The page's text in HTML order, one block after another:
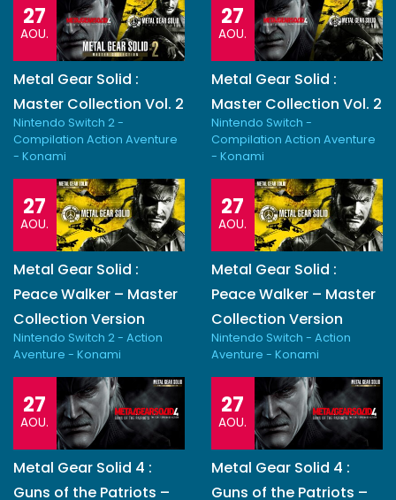
27
AOU.
Metal Gear Solid :
Master Collection Vol. 2
Nintendo Switch 2 -
Compilation Action Aventure
- Konami
27
AOU.
Metal Gear Solid :
Master Collection Vol. 2
Nintendo Switch -
Compilation Action Aventure
- Konami
27
AOU.
Metal Gear Solid :
Peace Walker – Master
Collection Version
Nintendo Switch 2 - Action
Aventure - Konami
27
AOU.
Metal Gear Solid :
Peace Walker – Master
Collection Version
Nintendo Switch - Action
Aventure - Konami
27
AOU.
Metal Gear Solid 4 :
Guns of the Patriots –
27
AOU.
Metal Gear Solid 4 :
Guns of the Patriots –